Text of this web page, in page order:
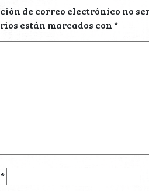
de correo electrónico no
están marcados con*
*